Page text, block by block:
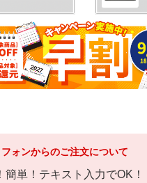
ォンからのご注文について
簡単！テキスト入力でOK！